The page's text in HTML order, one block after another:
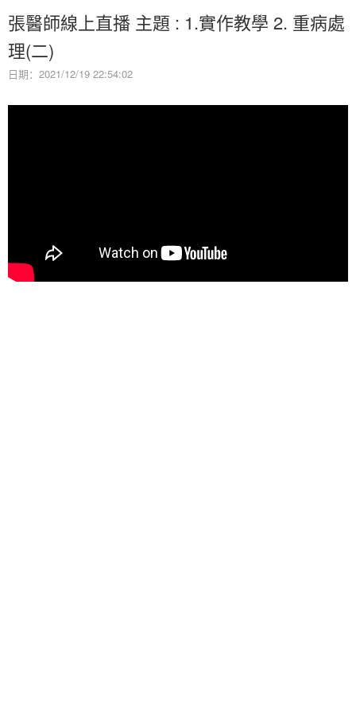
張醫師線上直播 主題 : 1.實作教學 2. 重病處
理(二)
日期：2021/12/19 22:54:02